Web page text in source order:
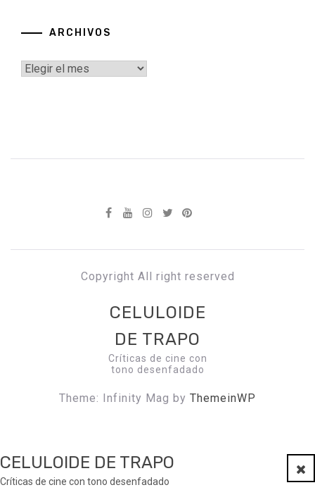
ARCHIVOS
Archivos
Copyright All right reserved
CELULOIDE
DE TRAPO
Críticas de cine con
tono desenfadado
Theme: Infinity Mag by ThemeinWP
CELULOIDE DE TRAPO
Críticas de cine con tono desenfadado